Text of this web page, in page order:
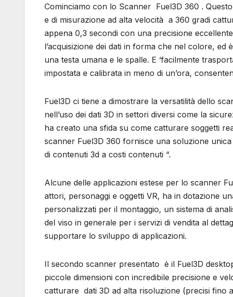
Cominciamo con lo Scanner Fuel3D 360 . Questo
e di misurazione ad alta velocità a 360 gradi
appena 0,3 secondi con una precisione
l’acquisizione dei dati in forma che nel colore, ed
una testa umana e le spalle. E ‘facilmente
impostata e calibrata in meno di un’ora,
Fuel3D ci tiene a dimostrare la versatilità dello
nell’uso dei dati 3D in settori diversi come la
ha creato una sfida su come catturare soggetti
scanner Fuel3D 360 fornisce una soluzione
di contenuti 3d a costi contenuti “.
Alcune delle applicazioni estese per lo scanner
attori, personaggi e oggetti VR, ha in dotazione
personalizzati per il montaggio, un sistema di
del viso in generale per i servizi di vendita al
supportare lo sviluppo di applicazioni.
Il secondo scanner presentato è il Fuel3D
piccole dimensioni con incredibile precisione e
catturare dati 3D ad alta risoluzione (precisi fino